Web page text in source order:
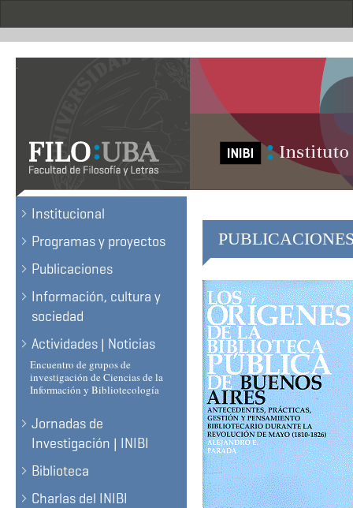
.
Institucional
Programas y proyectos
Publicaciones
Información, cultura y
sociedad
Actividades | Noticias
Encuentro de grupos de
investigación de Ciencias de la
Información y Bibliotecología
Jornadas de
Investigación | INIBI
Biblioteca
Charlas del INIBI